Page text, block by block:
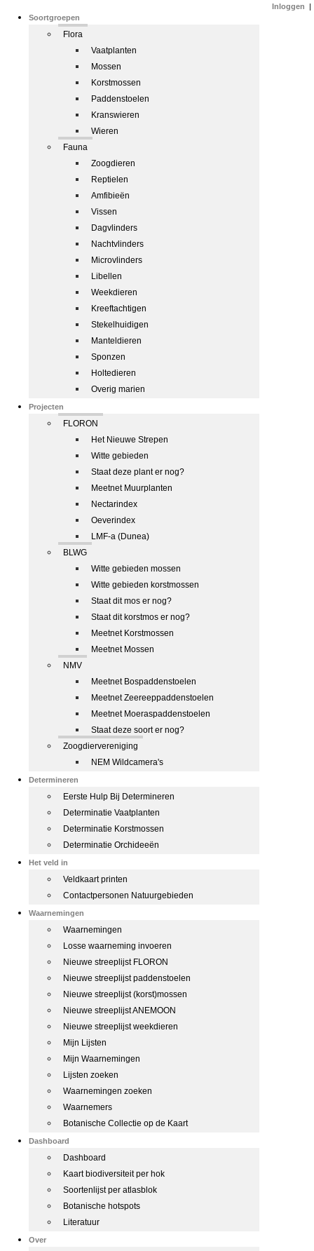
Soortgroepen
Flora
Vaatplanten
Mossen
Korstmossen
Paddenstoelen
Kranswieren
Wieren
Fauna
Zoogdieren
Reptielen
Amfibieën
Vissen
Dagvlinders
Nachtvlinders
Microvlinders
Libellen
Weekdieren
Kreeftachtigen
Stekelhuidigen
Manteldieren
Sponzen
Holtedieren
Overig marien
Projecten
FLORON
Het Nieuwe Strepen
Witte gebieden
Staat deze plant er nog?
Meetnet Muurplanten
Nectarindex
Oeverindex
LMF-a (Dunea)
BLWG
Witte gebieden mossen
Witte gebieden korstmossen
Staat dit mos er nog?
Staat dit korstmos er nog?
Meetnet Korstmossen
Meetnet Mossen
NMV
Meetnet Bospaddenstoelen
Meetnet Zeereeppaddenstoelen
Meetnet Moeraspaddenstoelen
Staat deze soort er nog?
Zoogdiervereniging
NEM Wildcamera's
Determineren
Eerste Hulp Bij Determineren
Determinatie Vaatplanten
Determinatie Korstmossen
Determinatie Orchideeën
Het veld in
Veldkaart printen
Contactpersonen Natuurgebieden
Waarnemingen
Waarnemingen
Losse waarneming invoeren
Nieuwe streeplijst FLORON
Nieuwe streeplijst paddenstoelen
Nieuwe streeplijst (korst)mossen
Nieuwe streeplijst ANEMOON
Nieuwe streeplijst weekdieren
Mijn Lijsten
Mijn Waarnemingen
Lijsten zoeken
Waarnemingen zoeken
Waarnemers
Botanische Collectie op de Kaart
Dashboard
Dashboard
Kaart biodiversiteit per hok
Soortenlijst per atlasblok
Botanische hotspots
Literatuur
Over
Inloggen |